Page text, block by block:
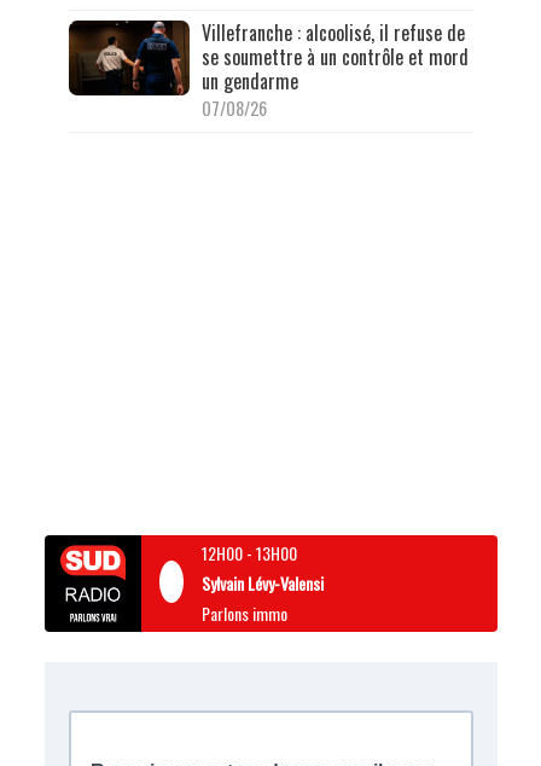
Villefranche : alcoolisé, il refuse de
se soumettre à un contrôle et mord
un gendarme
07/08/26
12H00-13H00
Sylvain Lévy-Valensi
Parlons immo